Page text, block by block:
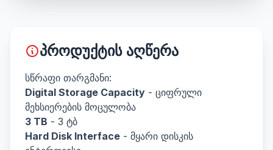
პროდუქტის აღწერა
სწრაფი თარგმანი:
Digital Storage Capacity - ციფრული
მეხსიერების მოცულობა
3 TB - 3 ტბ
Hard Disk Interface - მყარი დისკის